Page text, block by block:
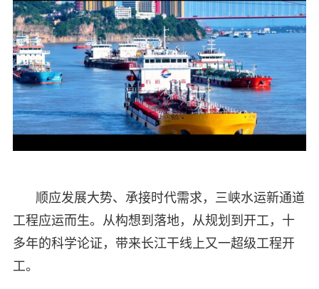
顺应发展大势、承接时代需求，三峡水运新通道
工程应运而生。从构想到落地，从规划到开工，十
多年的科学论证，带来长江干线上又一超级工程开
工。